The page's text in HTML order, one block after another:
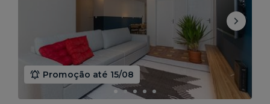
Promoção até 15/08